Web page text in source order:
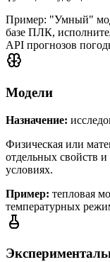
Пример: "Умный"
базе ПЛК,
API прогнозов
Модели
Назначение:
Физическая или
отдельных свойств
условиях.
Пример: тепловая
температурных